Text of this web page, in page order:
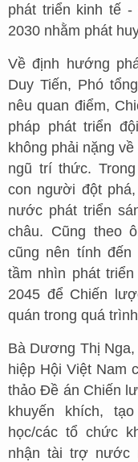
phát triển kinh tế -
2030 nhằm phát
Về định hướng
Duy Tiến, Phó
nêu quan điểm,
pháp phát triển
không phải nặng
ngũ trí thức.
con người đột
nước phát triển
châu. Cũng theo
cũng nên tính
tầm nhìn phát
2045 để Chiến
quán trong quá
Bà Dương Thị
hiệp Hội Việt Nam
thảo Đề án Chiến
khuyến khích,
học/các tổ chức
nhận tài trợ nước